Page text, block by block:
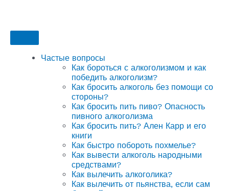
Частые вопросы
Как бороться с алкоголизмом и как
победить алкоголизм?
Как бросить алкоголь без помощи со
стороны?
Как бросить пить пиво? Опасность
пивного алкоголизма
Как бросить пить? Ален Карр и его
книги
Как быстро побороть похмелье?
Как вывести алкоголь народными
средствами?
Как вылечить алкоголика?
Как вылечить от пьянства, если сам